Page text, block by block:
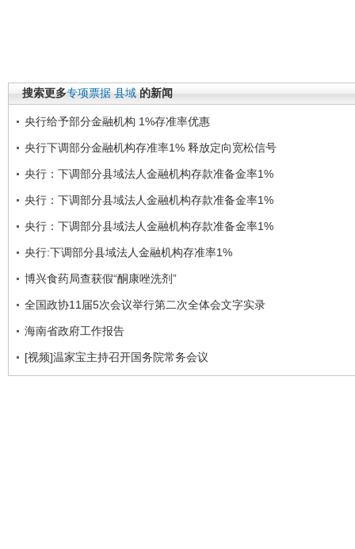
搜索更多专项票据 县域 的新闻
央行给予部分金融机构 1%存准率优惠
央行下调部分金融机构存准率1% 释放定向宽松信号
央行：下调部分县域法人金融机构存款准备金率1%
央行：下调部分县域法人金融机构存款准备金率1%
央行：下调部分县域法人金融机构存款准备金率1%
央行:下调部分县域法人金融机构存准率1%
博兴食药局查获假“酮康唑洗剂”
全国政协11届5次会议举行第二次全体会文字实录
海南省政府工作报告
[视频]温家宝主持召开国务院常务会议